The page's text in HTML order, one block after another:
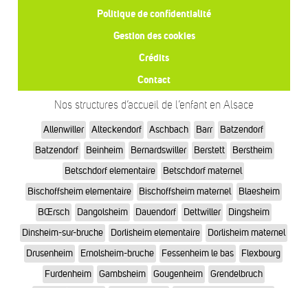
Politique de confidentialité
Gestion des cookies
Crédits
Contact
Nos structures d’accueil de l’enfant en Alsace
Allenwiller Alteckendorf Aschbach Barr
Batzendorf
Batzendorf
Beinheim Bernardswiller Berstett
Berstheim
Betschdorf elementaire
Betschdorf maternel
Bischoffsheim elementaire
Bischoffsheim maternel
Blaesheim
BŒrsch
Dangolsheim Dauendorf Dettwiller
Dingsheim
Dinsheim-sur-bruche
Dorlisheim elementaire
Dorlisheim maternel
Drusenheim
Ernolsheim-bruche Fessenheim le bas
Flexbourg
Furdenheim
Gambsheim Gougenheim
Grendelbruch